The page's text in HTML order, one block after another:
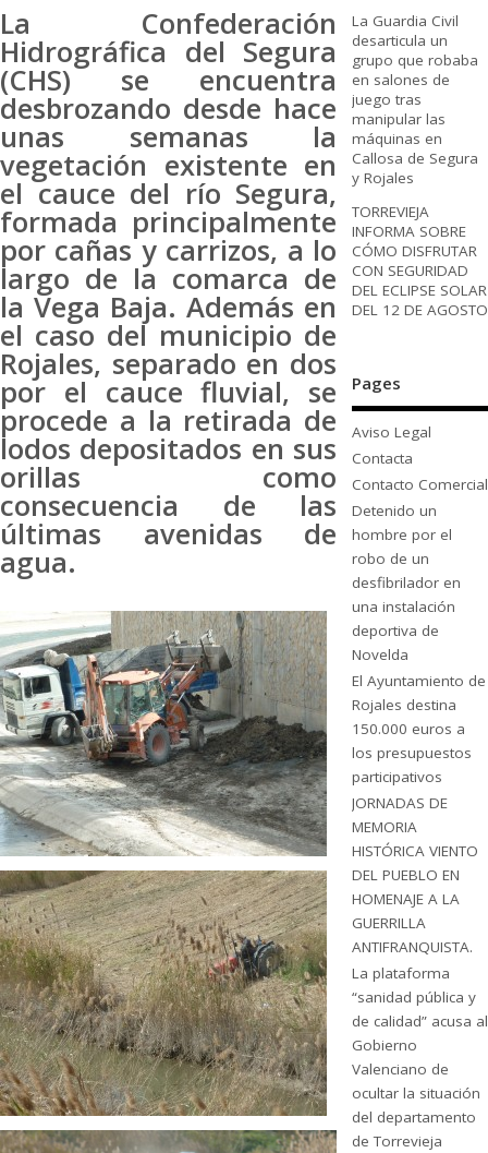
La Confederación
Hidrográfica del Segura
(CHS) se encuentra
desbrozando desde hace
unas semanas la
vegetación existente en
el cauce del río Segura,
formada principalmente
por cañas y carrizos, a lo
largo de la comarca de
la Vega Baja. Además en
el caso del municipio de
Rojales, separado en dos
por el cauce fluvial, se
procede a la retirada de
lodos depositados en sus
orillas como
consecuencia de las
últimas avenidas de
agua.
La Guardia Civil
desarticula un
grupo que robaba
en salones de
juego tras
manipular las
máquinas en
Callosa de Segura
y Rojales
TORREVIEJA
INFORMA SOBRE
CÓMO DISFRUTAR
CON SEGURIDAD
DEL ECLIPSE SOLAR
DEL 12 DE AGOSTO
Pages
Aviso Legal
Contacta
Contacto Comercial
Detenido un
hombre por el
robo de un
desfibrilador en
una instalación
deportiva de
Novelda
El Ayuntamiento de
Rojales destina
150.000 euros a
los presupuestos
participativos
JORNADAS DE
MEMORIA
HISTÓRICA VIENTO
DEL PUEBLO EN
HOMENAJE A LA
GUERRILLA
ANTIFRANQUISTA.
La plataforma
“sanidad pública y
de calidad” acusa al
Gobierno
Valenciano de
ocultar la situación
del departamento
de Torrevieja